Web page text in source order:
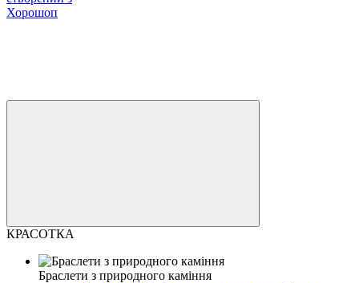
Хорошоп
КРАСОТКА
Браслети з природного каміння